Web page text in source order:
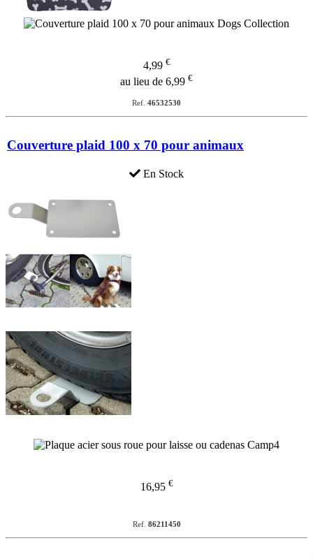
4,99 €
au lieu de 6,99 €
Ref. 46532530
Couverture plaid 100 x 70 pour animaux
En Stock
16,95 €
Ref. 86211450